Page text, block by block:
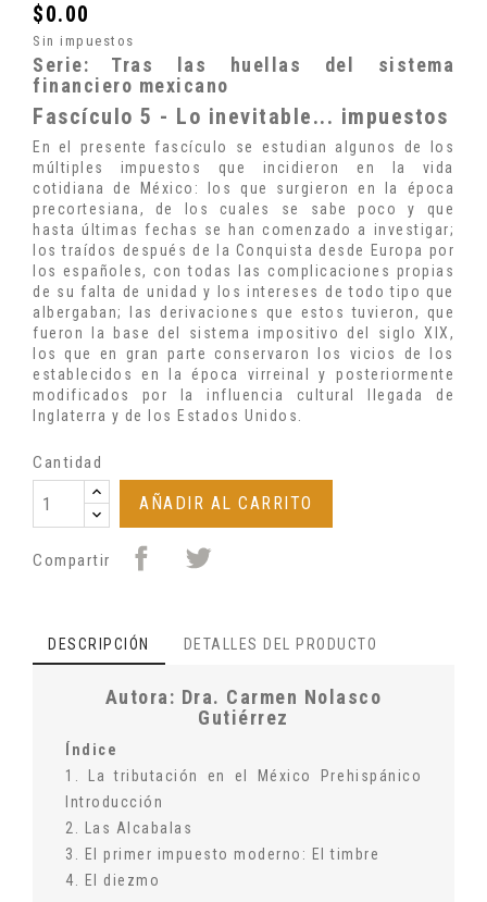
$0.00
Sin impuestos
Serie: Tras las huellas del sistema
financiero mexicano
Fascículo 5 - Lo inevitable... impuestos
En el presente fascículo se estudian algunos de los
múltiples impuestos que incidieron en la vida
cotidiana de México: los que surgieron en la época
precortesiana, de los cuales se sabe poco y que
hasta últimas fechas se han comenzado a investigar;
los traídos después de la Conquista desde Europa por
los españoles, con todas las complicaciones propias
de su falta de unidad y los intereses de todo tipo que
albergaban; las derivaciones que estos tuvieron, que
fueron la base del sistema impositivo del siglo XIX,
los que en gran parte conservaron los vicios de los
establecidos en la época virreinal y posteriormente
modificados por la influencia cultural llegada de
Inglaterra y de los Estados Unidos.
Cantidad
AÑADIR AL CARRITO
Compartir
DESCRIPCIÓN DETALLES DEL PRODUCTO
Autora: Dra. Carmen Nolasco
Gutiérrez
Índice
1. La tributación en el México Prehispánico
Introducción
2. Las Alcabalas
3. El primer impuesto moderno: El timbre
4. El diezmo